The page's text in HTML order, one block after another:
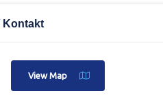
Kontakt
View Map